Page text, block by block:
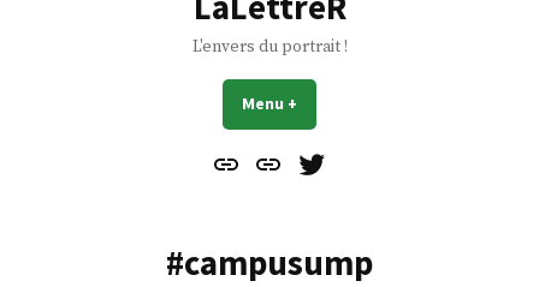
L'envers du portrait !
Menu +
Contact
À
Mes
#campusump